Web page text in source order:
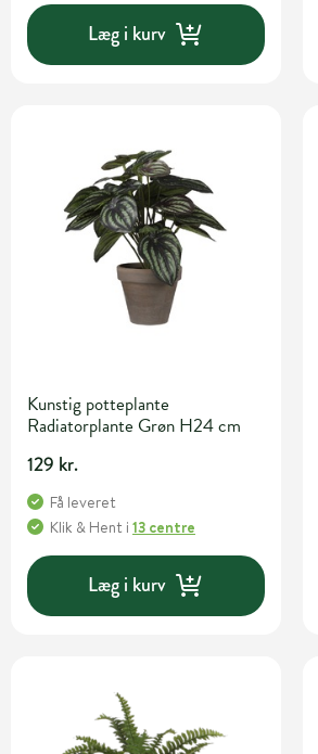
Læg i kurv
Kunstig potteplante
Radiatorplante Grøn H24 cm
129 kr.
Få leveret
Klik & Hent i 13 centre
Læg i kurv